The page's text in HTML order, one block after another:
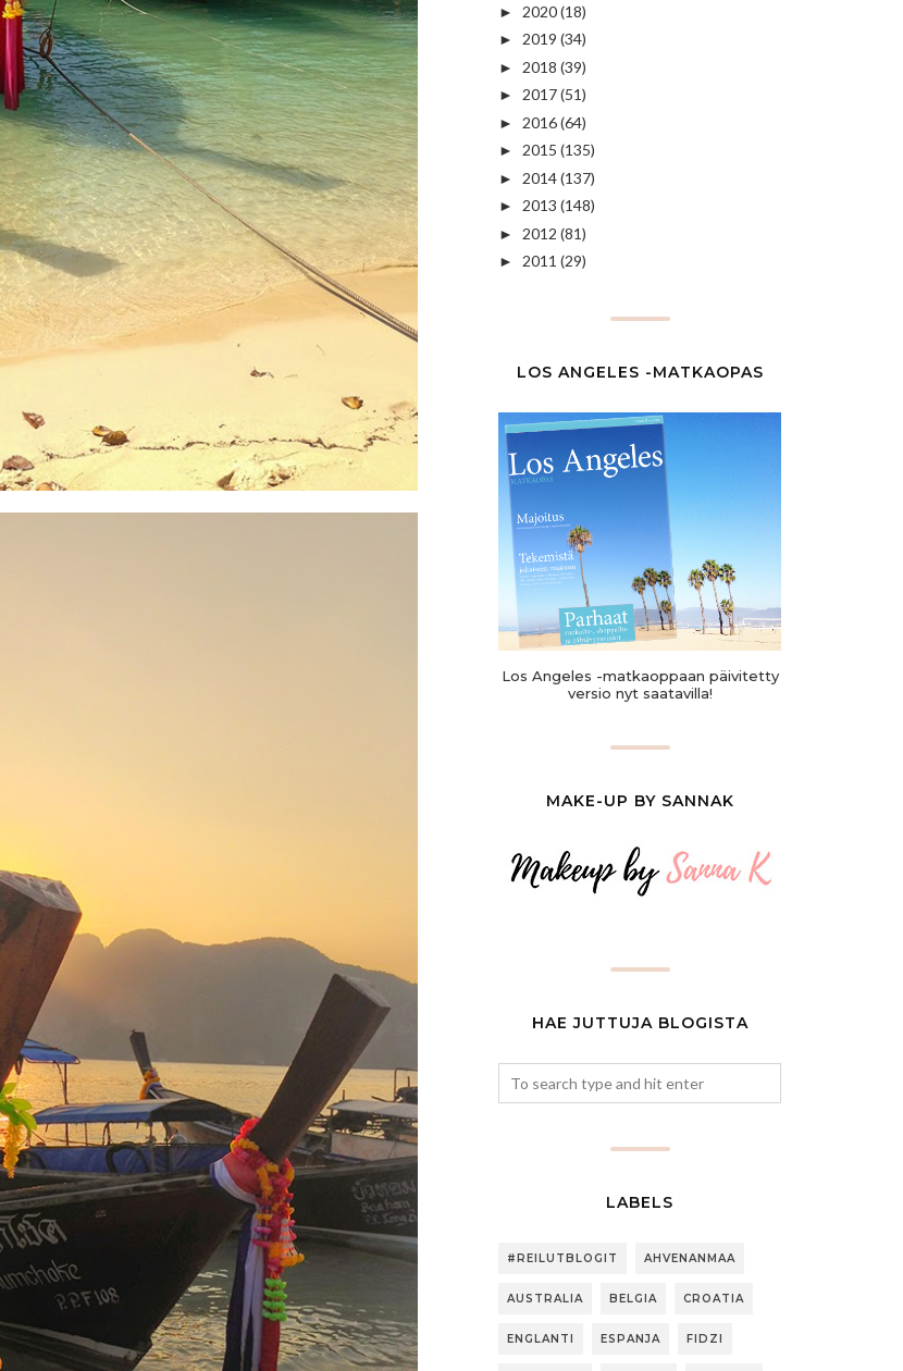
► 2020(18)
► 2019 (34)
► 2018 (39)
► 2017(51)
► 2016(64)
► 2015 (135)
► 2014(137)
► 2013 (148)
► 2012 (81)
► 2011 (29)
LOS ANGELES -MATKAOPAS
Los Angeles -matkaoppaan päivitetty
versio nyt saatavilla!
MAKE-UP BY SANNAK
HAE JUTTUJA BLOGISTA
LABELS
#REILUTBLOGIT AHVENANMAA
AUSTRALIA BELGIA CROATIA
ENGLANTI ESPANJA FIDZI